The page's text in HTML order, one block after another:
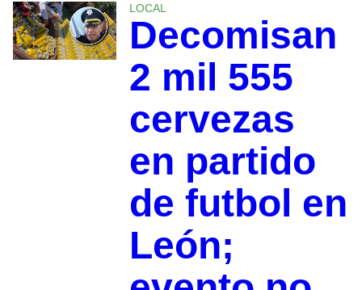
LOCAL
Decomisan
2 mil 555
cervezas
en partido
de futbol en
León;